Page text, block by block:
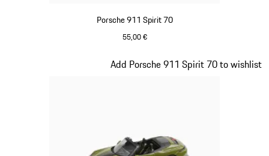
Porsche 911 Spirit 70
55,00 €
Add Porsche 911 Spirit 70 to wishlist